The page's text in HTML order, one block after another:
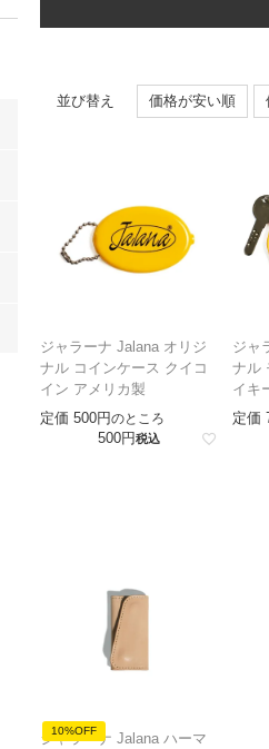
並び替え 価格が安い順
ジャラーナ Jalana オリジ
ナル コインケース クイコ
イン アメリカ製
定価 500 のところ
500 税込
ジャ
ナル
イキ
定価
10%OFF
ジャラーナ Jalana ハーマ